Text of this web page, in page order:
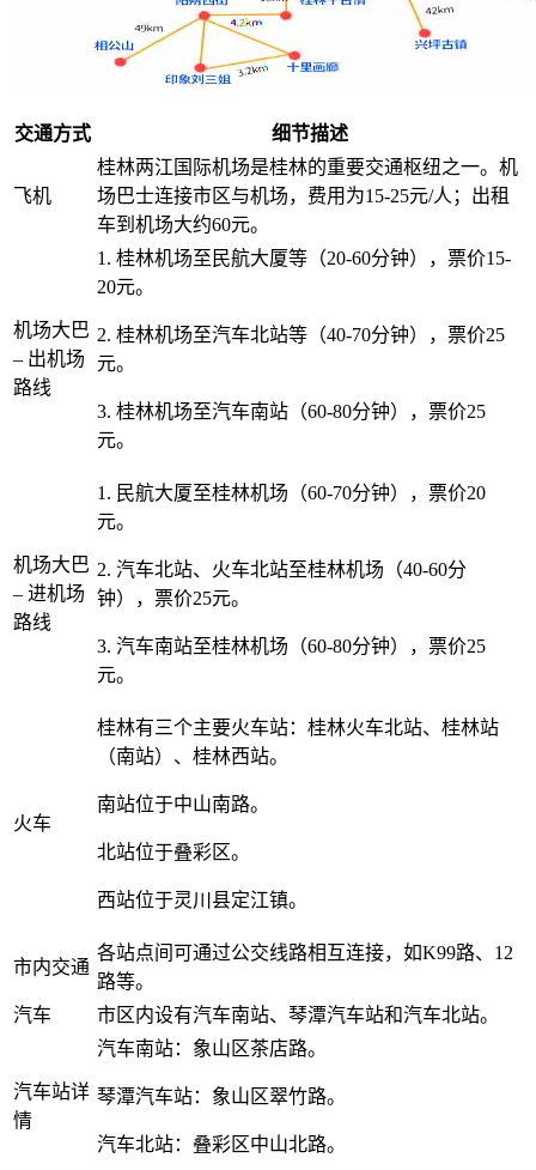
交通方式 细节描述
飞机
桂林两江国际机场是桂林的重要交通枢纽之一。机
场巴士连接市区与机场，费用为15-25元/人；出租
车到机场大约60元。
机场大巴
– 出机场
路线
1. 桂林机场至民航大厦等（20-60分钟），票价15-
20元。
2. 桂林机场至汽车北站等（40-70分钟），票价25
元。
3. 桂林机场至汽车南站（60-80分钟），票价25
元。
机场大巴
– 进机场
路线
1. 民航大厦至桂林机场（60-70分钟），票价20
元。
2. 汽车北站、火车北站至桂林机场（40-60分
钟），票价25元。
3. 汽车南站至桂林机场（60-80分钟），票价25
元。
火车
桂林有三个主要火车站：桂林火车北站、桂林站
（南站）、桂林西站。
南站位于中山南路。
北站位于叠彩区。
西站位于灵川县定江镇。
市内交通
各站点间可通过公交线路相互连接，如K99路、12
路等。
汽车
市区内设有汽车南站、琴潭汽车站和汽车北站。
汽车站详
情
汽车南站：象山区茶店路。
琴潭汽车站：象山区翠竹路。
汽车北站：叠彩区中山北路。